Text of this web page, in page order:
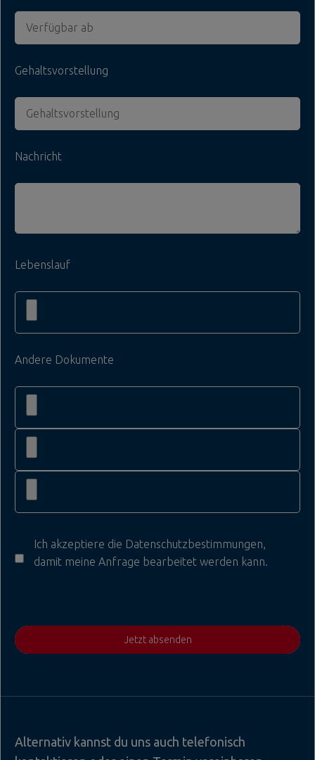
Gehaltsvorstellung
Nachricht
Lebenslauf
Andere Dokumente
Ich akzeptiere die Datenschutzbestimmungen,
damit meine Anfrage bearbeitet werden kann.
Jetzt absenden
Alternativ kannst du uns auch telefonisch